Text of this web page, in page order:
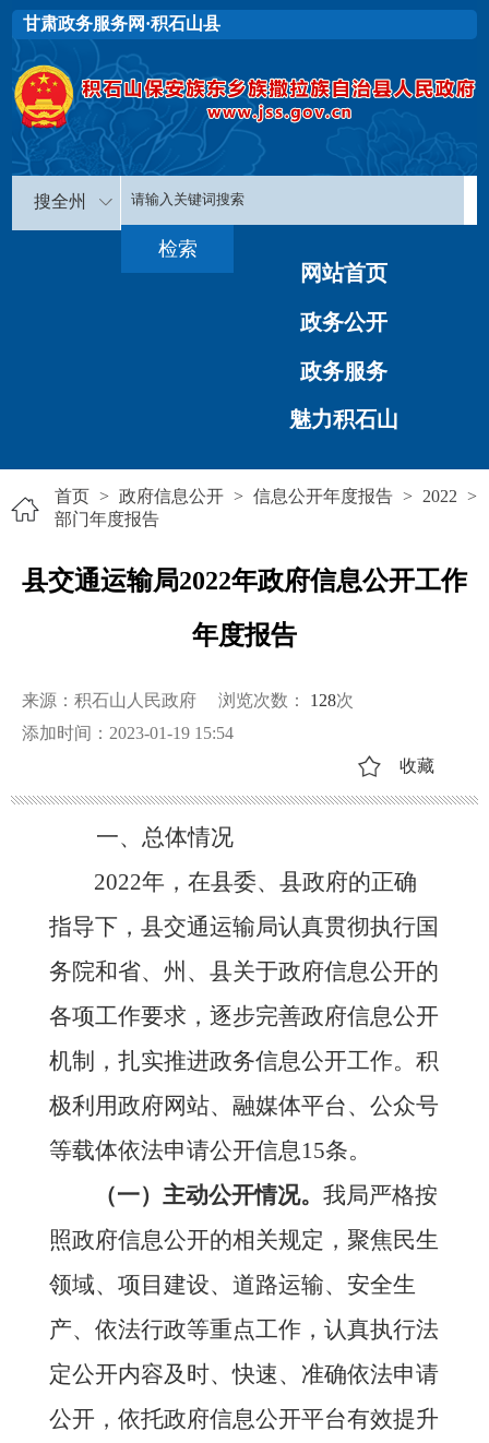
甘肃政务服务网·积石山县
搜全州
网站首页
政务公开
政务服务
魅力积石山
首页 > 政府信息公开 > 信息公开年度报告 > 2022 >
部门年度报告
县交通运输局2022年政府信息公开工作
年度报告
来源：积石山人民政府 浏览次数： 128次
添加时间：2023-01-19 15:54
收藏
一、总体情况
2022年，在县委、县政府的正确
指导下 ，县交通运输局认真贯彻执行国
务院和省、州、县关于政府信息公开的
各项工作要求， 逐步完善政府信息公开
机制，扎实推进政务信息公开工作。 积
极利用政府网站、融媒体平台、公众号
等载体依法申请公开信息15条。
（一）主动公开情况。我局严格按
照政府信息公开的相关规定，聚焦民生
领域、项目建设、道路运输、安全生
产、依法行政等重点工作，认真执行法
定公开内容及时、快速、准确依法申请
公开，依托政府信息公开平台有效提升